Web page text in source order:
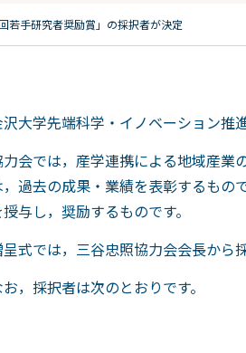
回若手研究者奨励賞」の採択者が決定
大学先端科学・イノベーション推
会では，産学連携による地域産業
，過去の成果・業績を表彰するもの
与し，奨励するものです。
呈式では，三谷忠照協力会会長から
，採択者は次のとおりです。